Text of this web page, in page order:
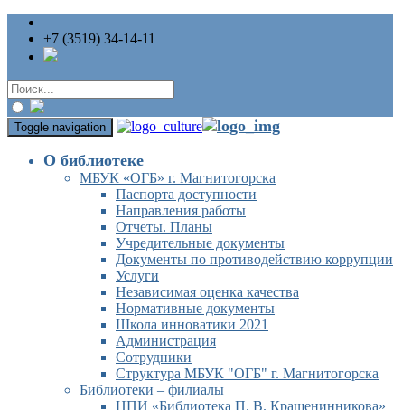
+7 (3519) 34-14-11
Toggle navigation
О библиотеке
МБУК «ОГБ» г. Магнитогорска
Паспорта доступности
Направления работы
Отчеты. Планы
Учредительные документы
Документы по противодействию коррупции
Услуги
Независимая оценка качества
Нормативные документы
Школа инноватики 2021
Администрация
Сотрудники
Структура МБУК "ОГБ" г. Магнитогорска
Библиотеки – филиалы
ЦПИ «Библиотека П. В. Крашенинникова»